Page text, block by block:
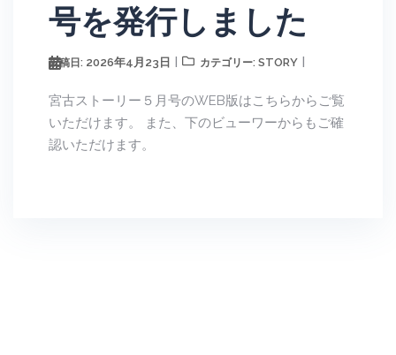
号を発行しました
投稿日: 2026年4月23日 カテゴリー: STORY
宮古ストーリー５月号のWEB版はこちらからご覧
いただけます。 また、下のビューワーからもご確
認いただけます。